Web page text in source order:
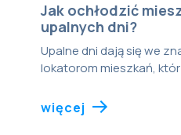
Jak ochłodzić
upalnych dni?
Upalne dni dają się we
lokatorom mieszkań,
więcej